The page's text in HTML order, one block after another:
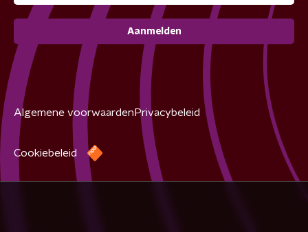
Aanmelden
Algemene voorwaarden Privacybeleid
Cookiebeleid